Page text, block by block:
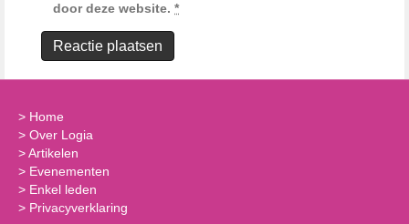
door deze website. *
> Home
> Over Logia
>Artikelen
> Evenementen
> Enkel leden
> Privacyverklaring